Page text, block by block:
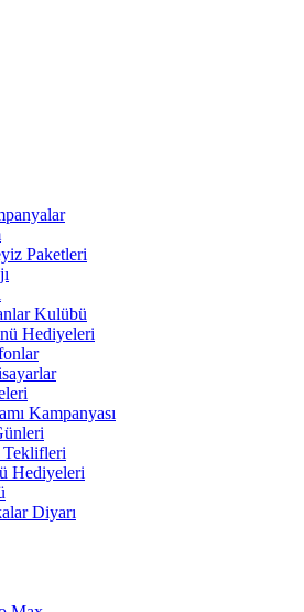
Paketleri
Kulübü
Hediyeleri
Kampanyası
Teklifleri
Hediyeleri
Diyarı